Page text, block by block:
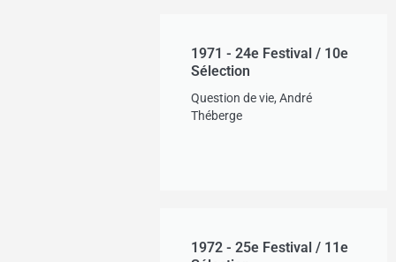
1971 - 24e Festival / 10e
Sélection
Question de vie, André
Théberge
1972 - 25e Festival / 11e